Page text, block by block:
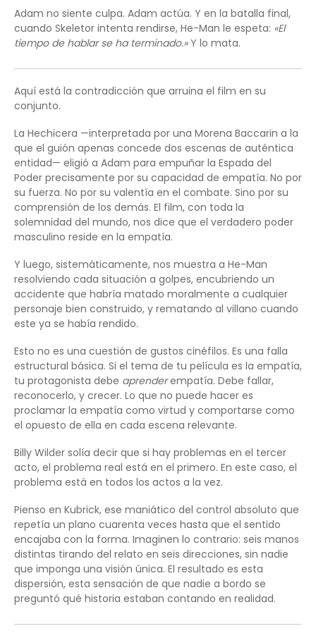
Adam no siente culpa. Adam actúa. Y en la batalla final,
cuando Skeletor intenta rendirse, He-Man le espeta: «El
tiempo de hablar se ha terminado.»Y lo mata.
Aquí está la contradicción que arruina el film en su
conjunto.
La Hechicera —interpretada por una Morena Baccarin a la
que el guión apenas concede dos escenas de auténtica
entidad— eligió a Adam para empuñar la Espada del
Poder precisamente por su capacidad de empatía. No por
su fuerza. No por su valentía en el combate. Sino por su
comprensión de los demás. El film, con toda la
solemnidad del mundo, nos dice que el verdadero poder
masculino reside en la empatía.
Y luego, sistemáticamente, nos muestra a He-Man
resolviendo cada situación a golpes, encubriendo un
accidente que habría matado moralmente a cualquier
personaje bien construido, y rematando al villano cuando
este ya se había rendido.
Esto no es una cuestión de gustos cinéfilos. Es una falla
estructural básica. Si el tema de tu película es la empatía,
tu protagonista debe aprenderempatía. Debe fallar,
reconocerlo, y crecer. Lo que no puede hacer es
proclamar la empatía como virtud y comportarse como
el opuesto de ella en cada escena relevante.
Billy Wilder solía decir que si hay problemas en el tercer
acto, el problema real está en el primero. En este caso, el
problema está en todos los actos a la vez.
Pienso en Kubrick, ese maniático del control absoluto que
repetía un plano cuarenta veces hasta que el sentido
encajaba con la forma. Imaginen lo contrario: seis manos
distintas tirando del relato en seis direcciones, sin nadie
que imponga una visión única. El resultado es esta
dispersión, esta sensación de que nadie a bordo se
preguntó qué historia estaban contando en realidad.